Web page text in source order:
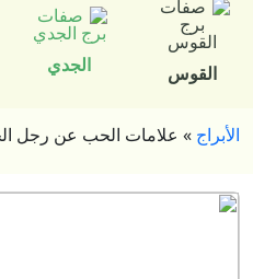
القوس الجدي
الأبراج » علامات الحب عن رجل